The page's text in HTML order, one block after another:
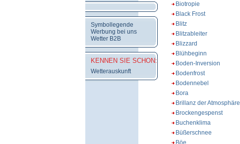
Symbollegende
Werbung bei uns
Wetter B2B
KENNEN SIE SCHON:
Wetterauskunft
Biotropie
Black Frost
Blitz
Blitzableiter
Blizzard
Blühbeginn
Boden-Inversion
Bodenfrost
Bodennebel
Bora
Brillanz der Atmosphäre
Brockengespenst
Buchenklima
Büßerschnee
Böe